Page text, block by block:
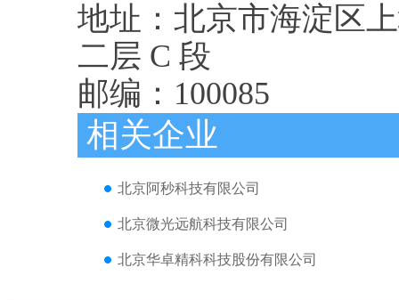
地址：北京市海淀区
二层 C 段
邮编：100085
相关企业
北京阿秒科技有限公司
北京微光远航科技有限公司
北京华卓精科科技股份有限公司